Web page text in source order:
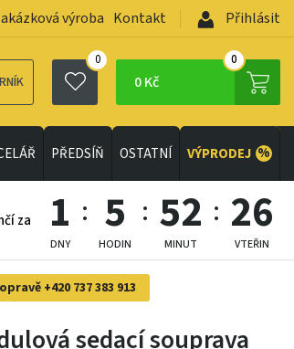
výroba Kontakt Přihlásit
0
0 Kč
0
PŘEDSÍŇ OSTATNÍ VÝPRODEJ %
za 1
DNY
5
HODIN
52
MINUT
24
VTEŘIN
+420 737 383 913
sedací souprava